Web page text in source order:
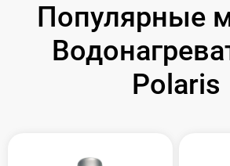
Популярные
Polaris